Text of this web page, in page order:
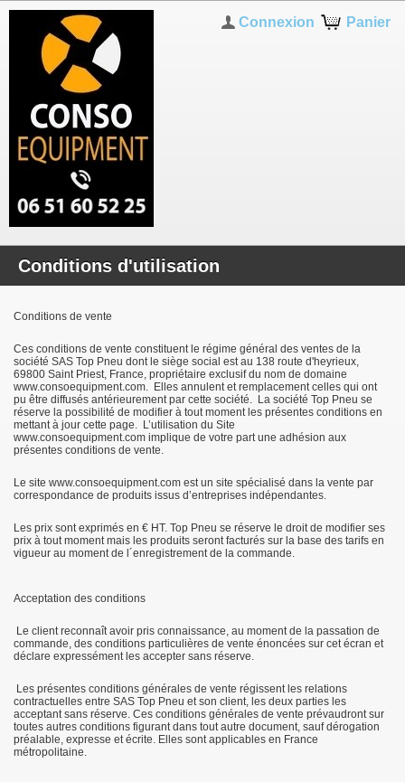
Panier
Connexion
Conditions d'utilisation
Conditions de vente
Ces conditions de vente constituent le régime général des ventes de la
société SAS Top Pneu dont le siège social est au 138 route d'heyrieux,
69800 Saint Priest, France, propriétaire exclusif du nom de domaine
www.consoequipment.com. Elles annulent et remplacement celles qui ont
pu être diffusés antérieurement par cette société. La société Top Pneu se
réserve la possibilité de modifier à tout moment les présentes conditions en
mettant à jour cette page. L’utilisation du Site
www.consoequipment.com implique de votre part une adhésion aux
présentes conditions de vente.
Le site www.consoequipment.com est un site spécialisé dans la vente par
correspondance de produits issus d’entreprises indépendantes.
Les prix sont exprimés en € HT. Top Pneu se réserve le droit de modifier ses
prix à tout moment mais les produits seront facturés sur la base des tarifs en
vigueur au moment de l´enregistrement de la commande.
Acceptation des conditions
Le client reconnaît avoir pris connaissance, au moment de la passation de
commande, des conditions particulières de vente énoncées sur cet écran et
déclare expressément les accepter sans réserve.
Les présentes conditions générales de vente régissent les relations
contractuelles entre SAS Top Pneu et son client, les deux parties les
acceptant sans réserve. Ces conditions générales de vente prévaudront sur
toutes autres conditions figurant dans tout autre document, sauf dérogation
préalable, expresse et écrite. Elles sont applicables en France
métropolitaine.